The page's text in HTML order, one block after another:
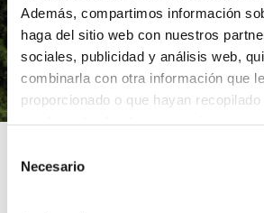
Además, compartimos información
haga del sitio web con nuestros
sociales, publicidad y análisis web,
combinarla con otra información que
proporcionado o que hayan
Necesario
abastecimiento de